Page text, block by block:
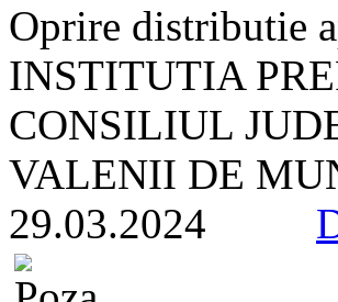
Oprire distributie
INSTITUTIA
CONSILIUL
VALENII DE
29.03.2024